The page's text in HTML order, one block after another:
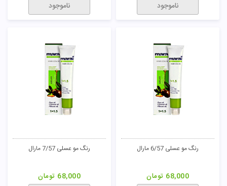
ناموجود
ناموجود
رنگ مو عسلی 6/57 مارال
68,000 تومان
رنگ مو عسلی 7/57 مارال
68,000 تومان